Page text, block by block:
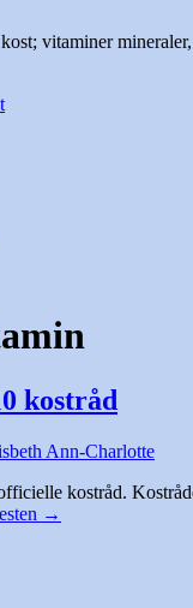
vitaminer
kostråd
Ann-Charlotte
kostråd.
→